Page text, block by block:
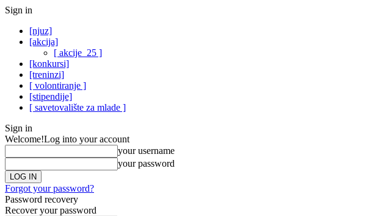
Sign in
[njuz]
[akcija]
[ akcije_25 ]
[konkursi]
[treninzi]
[ volontiranje ]
[stipendije]
[ savetovalište za mlade ]
Sign in
Welcome!Log into your account
your username
your password
Forgot your password?
Password recovery
Recover your password